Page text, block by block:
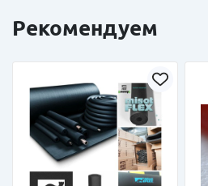
Рекомендуем